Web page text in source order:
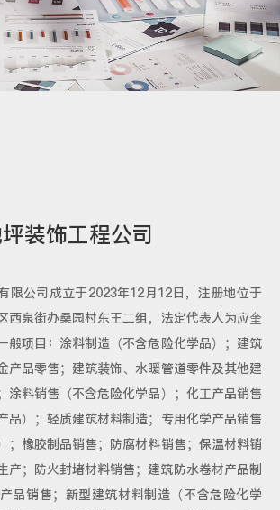
装饰工程公司
限公司成立于2023年12月12日，注册地位于
西泉街办桑园村东王二组，法定代表人为应奎
般项目：涂料制造（不含危险化学品）；建筑
产品零售；建筑装饰、水暖管道零件及其他建
涂料销售（不含危险化学品）；化工产品销售
品）；轻质建筑材料制造；专用化学产品销售
；橡胶制品销售；防腐材料销售；保温材料销
产；防火封堵材料销售；建筑防水卷材产品制
品销售；新型建筑材料制造（不含危险化学